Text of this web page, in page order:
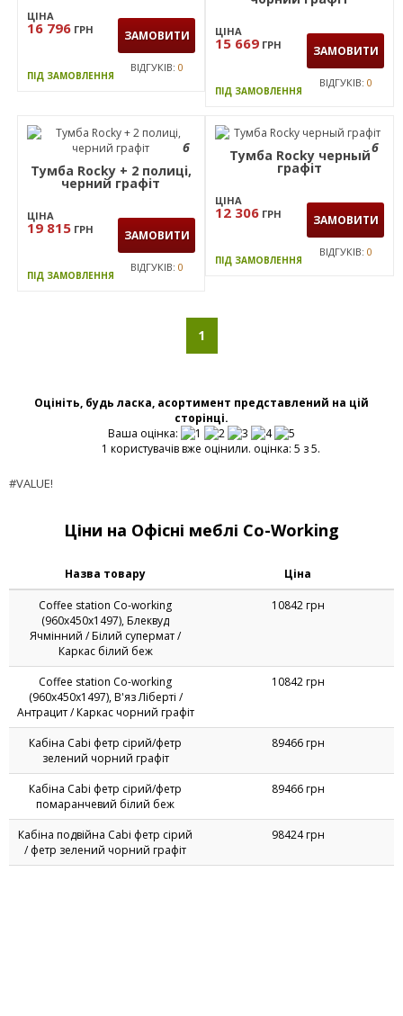
ЦІНА
16 796 ГРН ЗАМОВИТИ
ПІД ЗАМОВЛЕННЯ
ВІДГУКІВ:0
ЦІНА
15 669 ГРН ЗАМОВИТИ
ПІД ЗАМОВЛЕННЯ
ВІДГУКІВ: 0
6
Тумба Rocky + 2 полицi,
черний графiт
ЦІНА
19 815 ГРН ЗАМОВИТИ
ПІД ЗАМОВЛЕННЯ
ВІДГУКІВ:0
6
Тумба Rocky черный
графiт
ЦІНА
12 306 ГРН ЗАМОВИТИ
ПІД ЗАМОВЛЕННЯ
ВІДГУКІВ: 0
1
Оцініть, будь ласка, асортимент представлений на цій
сторінці.
Ваша оцінка:
1 користувачів вже оцінили. оцінка: 5 з 5.
#VALUE!
Ціни на Офісні меблі Co-Working
Назва товару Ціна
Coffee station Co-working
(960х450х1497), Блеквуд
Ячмінний / Білий супермат /
Каркас білий беж
10842 грн
Coffee station Co-working
(960х450х1497), В'яз Ліберті /
Антрацит / Каркас чорний графіт
10842 грн
Кабіна Cabi фетр сірий/фетр
зелений чорний графіт
89466 грн
Кабіна Cabi фетр сірий/фетр
помаранчевий білий беж
89466 грн
Кабіна подвійна Cabi фетр сірий
/ фетр зелений чорний графіт
98424 грн